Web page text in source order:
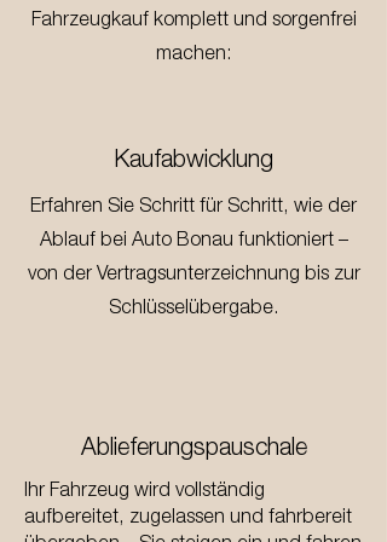
Fahrzeugkauf komplett und sorgenfrei
machen:
Kaufabwicklung
Erfahren Sie Schritt für Schritt, wie der
Ablauf bei Auto Bonau funktioniert –
von der Vertragsunterzeichnung bis zur
Schlüsselübergabe.
Ablieferungspauschale
Ihr Fahrzeug wird vollständig
aufbereitet, zugelassen und fahrbereit